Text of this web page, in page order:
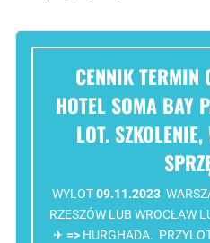
CENNIK
HOTEL SOMA BAY
LOT.
WYLOT09.11.2023
RZESZÓW LUB WROCŁAW
✈ =>HURGHADA.